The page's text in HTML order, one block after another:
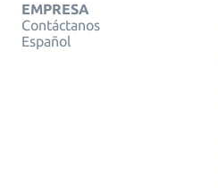
EMPRESA
Contáctanos
Español